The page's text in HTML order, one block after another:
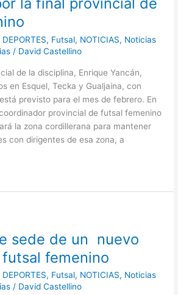
DEPORTES, Futsal, NOTICIAS, Noticias
/ David Castellino
de la disciplina, Enrique Yancán,
en Esquel, Tecka y Gualjaina, con
previsto para el mes de febrero. En
provincial de futsal femenino
la zona cordillerana para mantener
con dirigentes de esa zona, a
sede de un nuevo
femenino
DEPORTES, Futsal, NOTICIAS, Noticias
/ David Castellino